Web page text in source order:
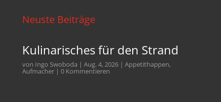
Neuste Beiträge
Kulinarisches für den Strand
von Ingo Swoboda | Aug. 4, 2026| Appetithappen,
Aufmacher| 0 Kommentieren